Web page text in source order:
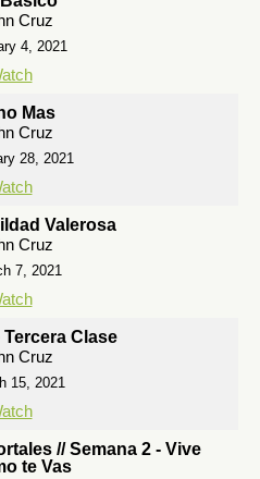
Cruz
4, 2021
Mas
Cruz
28, 2021
Valerosa
Cruz
7, 2021
Tercera Clase
Cruz
15, 2021
// Semana 2 - Vive
te Vas